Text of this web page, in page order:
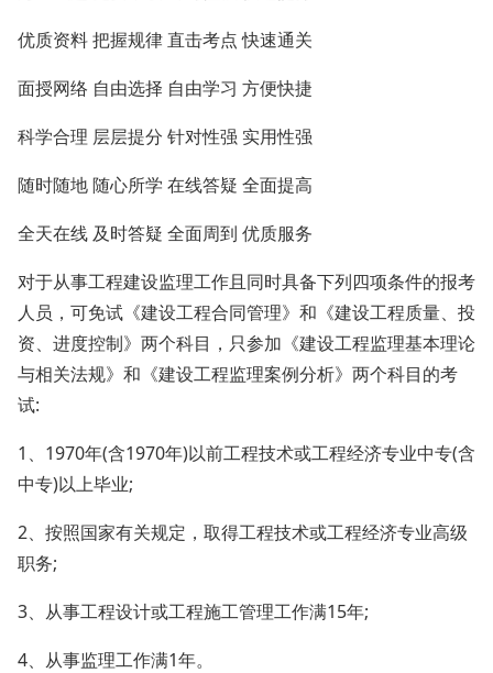
优质资料 把握规律 直击考点 快速通关
面授网络 自由选择 自由学习 方便快捷
科学合理 层层提分 针对性强 实用性强
随时随地 随心所学 在线答疑 全面提高
全天在线 及时答疑 全面周到 优质服务
对于从事工程建设监理工作且同时具备下列四项条件的报考
人员，可免试《建设工程合同管理》和《建设工程质量、投
资、进度控制》两个科目，只参加《建设工程监理基本理论
与相关法规》和《建设工程监理案例分析》两个科目的考
试:
1、1970年(含1970年)以前工程技术或工程经济专业中专(含
中专)以上毕业;
2、按照国家有关规定，取得工程技术或工程经济专业高级
职务;
3、从事工程设计或工程施工管理工作满15年;
4、从事监理工作满1年。